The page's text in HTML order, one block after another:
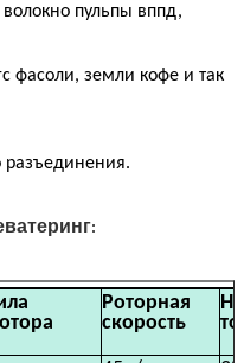
пульпы вппд,
фасоли, земли кофе и так
разъединения.
:
Роторная
скорость